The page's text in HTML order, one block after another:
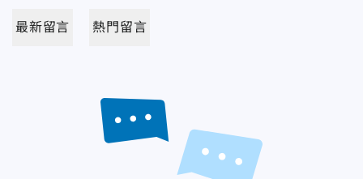
最新留言 熱門留言